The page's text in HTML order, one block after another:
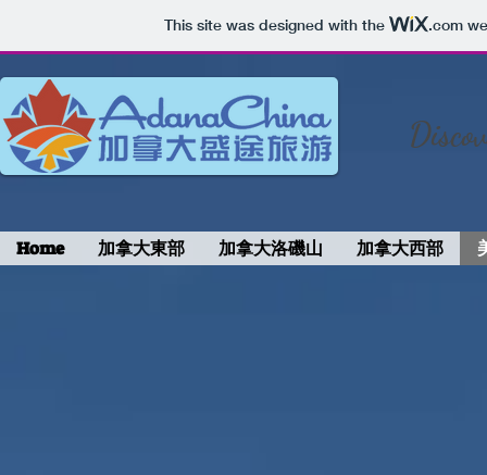
This site was designed with the .com
Home 加拿大東部 加拿大洛磯山 加拿大西部